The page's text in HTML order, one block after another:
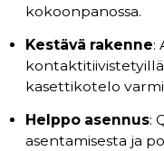
kokoonpanossa.
Kestävä rakenne:
kasettikotelo
Helppo asennus:
asentamisesta ja